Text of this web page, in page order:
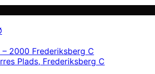
2000 Frederiksberg C
Plads, Frederiksberg C